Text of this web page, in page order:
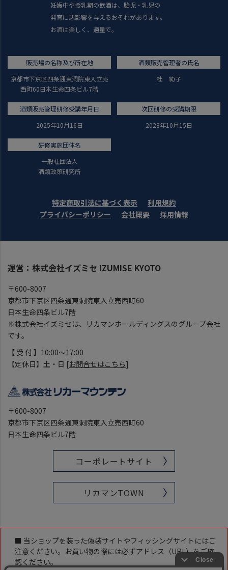
妊娠中や授乳期の飲酒は、胎児・乳児の
発育に悪影響を与えるおそれがあります。
お酒は楽しく、適量で。
販売場の名称及び所在地
京都市下京区四条通東洞院東入立売
西町60日本生命四条ビル7階
酒類販売管理者の氏名
桂 純子
酒類販売管理研修受講年月日
2025年10月16日
次回研修の受講期限
2028年10月15日
研修実施団体名
一般社団法人
酒類政策研究所
特定商取引法に基づく表示
利用規約
プライバシーポリシー
会社概要 採用情報
運営：株式会社イズミセ IZUMISE KYOTO
〒600-8007
京都市下京区四条通東洞院東入立売西町60
日本生命四条ビル7階
※株式会社イズミセは、リカマンホールディングスのグループ会社
です。
【 受 付 】10:00～17:00
【定休日】土・日 [お問合せはこちら]
〒600-8007
京都市下京区四条通東洞院東入立売西町60
日本生命四条ビル7階
コーポレートサイト
リカマンTOWN
■ 当ショップを装った偽装サイトやフィッシングサイトにはご
注意ください。お買い物の際には必ずアドレス（URL）をご確
認ください。